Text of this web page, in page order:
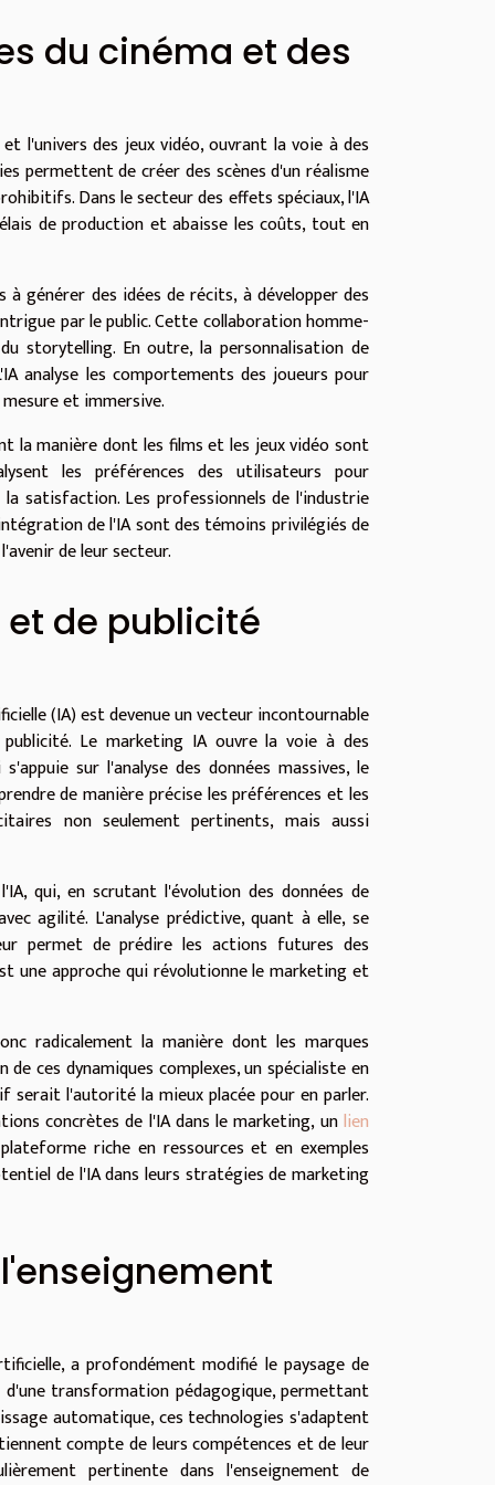
du cinéma et des
l'univers des jeux vidéo, ouvrant la voie à des
permettent de créer des scènes d'un réalisme
Dans le secteur des effets spéciaux, l'IA
de production et abaisse les coûts, tout en
générer des idées de récits, à développer des
par le public. Cette collaboration homme-
storytelling. En outre, la personnalisation de
analyse les comportements des joueurs pour
et immersive.
la manière dont les films et les jeux vidéo sont
les préférences des utilisateurs pour
satisfaction. Les professionnels de l'industrie
de l'IA sont des témoins privilégiés de
de leur secteur.
de publicité
(IA) est devenue un vecteur incontournable
Le marketing IA ouvre la voie à des
sur l'analyse des données massives, le
de manière précise les préférences et les
non seulement pertinents, mais aussi
qui, en scrutant l'évolution des données de
agilité. L'analyse prédictive, quant à elle, se
permet de prédire les actions futures des
une approche qui révolutionne le marketing et
radicalement la manière dont les marques
ces dynamiques complexes, un spécialiste en
serait l'autorité la mieux placée pour en parler.
concrètes de l'IA dans le marketing, unlien
riche en ressources et en exemples
de l'IA dans leurs stratégies de marketing
a profondément modifié le paysage de
transformation pédagogique, permettant
automatique, ces technologies s'adaptent
compte de leurs compétences et de leur
pertinente dans l'enseignement de